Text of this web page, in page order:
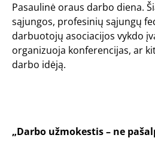
Pasaulinė oraus darbo diena.
sąjungos, profesinių sąjungų
darbuotojų asociacijos vykdo
organizuoja konferencijas, ar
darbo idėją.
„Darbo užmokestis – ne